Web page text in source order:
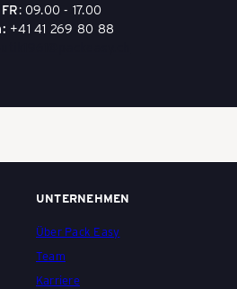
: 09.00 - 17.00
+41 41 269 80 88
UNTERNEHMEN
Über Pack Easy
Team
Karriere